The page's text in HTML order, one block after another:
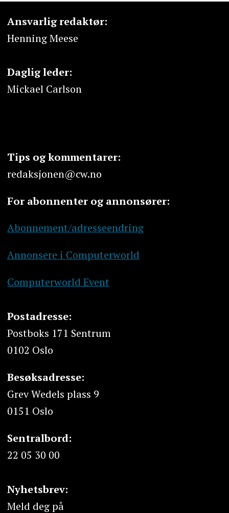
Ansvarlig redaktør:
Henning Meese
Daglig leder:
Mickael Carlson
Tips og kommentarer:
redaksjonen@cw.no
For abonnenter og annonsører:
Abonnement/adresseendring
Annonsere i Computerworld
Computerworld Event
Postadresse:
Postboks 171 Sentrum
0102 Oslo
Besøksadresse:
Grev Wedels plass 9
0151 Oslo
Sentralbord:
22 05 30 00
Nyhetsbrev:
Meld deg på